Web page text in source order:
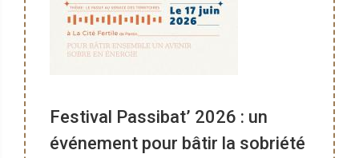
Festival Passibat’ 2026 : un
événement pour bâtir la sobriété